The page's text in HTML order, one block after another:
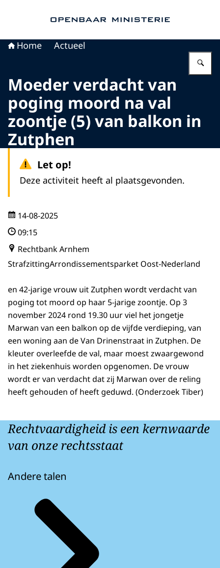
Home Actueel
Moeder verdacht van
poging moord na val
zoontje (5) van balkon in
Zutphen
Let op!
Deze activiteit heeft al plaatsgevonden.
14-08-2025
09:15
Rechtbank Arnhem
StrafzittingArrondissementsparket Oost-Nederland
en 42-jarige vrouw uit Zutphen wordt verdacht van
poging tot moord op haar 5-jarige zoontje. Op 3
november 2024 rond 19.30 uur viel het jongetje
Marwan van een balkon op de vijfde verdieping, van
een woning aan de Van Drinenstraat in Zutphen. De
kleuter overleefde de val, maar moest zwaargewond
in het ziekenhuis worden opgenomen. De vrouw
wordt er van verdacht dat zij Marwan over de reling
heeft gehouden of heeft geduwd. (Onderzoek Tiber)
Rechtvaardigheid is een kernwaarde
van onze rechtsstaat
Andere talen